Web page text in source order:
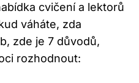
cvičení a lektorů
váháte, zda
zde je 7 důvodů,
rozhodnout: